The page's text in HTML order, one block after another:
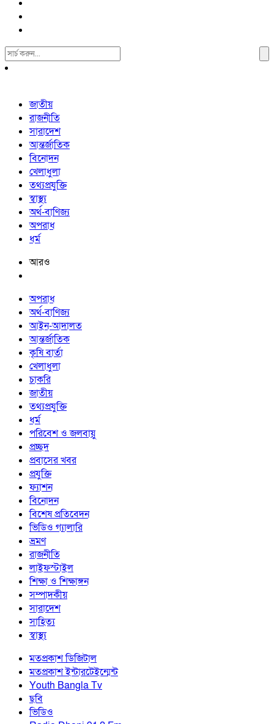
Search
For:
জাতীয়
রাজনীতি
সারাদেশ
আন্তর্জাতিক
বিনোদন
খেলাধুলা
তথ্যপ্রযুক্তি
স্বাস্থ্য
অর্থ-বাণিজ্য
অপরাধ
ধর্ম
আরও
অপরাধ
অর্থ-বাণিজ্য
আইন-আদালত
আন্তর্জাতিক
কৃষি বার্তা
খেলাধুলা
চাকরি
জাতীয়
তথ্যপ্রযুক্তি
ধর্ম
পরিবেশ ও জলবায়ু
প্রচ্ছদ
প্রবাসের খবর
প্রযুক্তি
ফ্যাশন
বিনোদন
বিশেষ প্রতিবেদন
ভিডিও গ্যালারি
ভ্রমণ
রাজনীতি
লাইফস্টাইল
শিক্ষা ও শিক্ষাঙ্গন
সম্পাদকীয়
সারাদেশ
সাহিত্য
স্বাস্থ্য
মতপ্রকাশ ডিজিটাল
মতপ্রকাশ ইন্টারটেইন্মেন্ট
Youth Bangla Tv
ছবি
ভিডিও